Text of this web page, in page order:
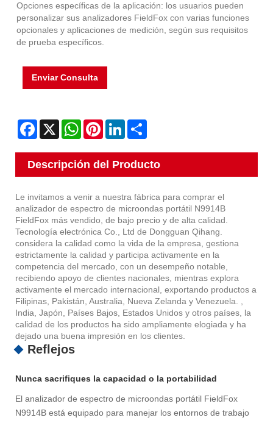
Opciones específicas de la aplicación: los usuarios pueden
personalizar sus analizadores FieldFox con varias funciones
opcionales y aplicaciones de medición, según sus requisitos
de prueba específicos.
Enviar Consulta
Facebook
X WhatsAppPinterestLinkedIn
Descripción del Producto
Le invitamos a venir a nuestra fábrica para comprar el
analizador de espectro de microondas portátil N9914B
FieldFox más vendido, de bajo precio y de alta calidad.
Tecnología electrónica Co., Ltd de Dongguan Qihang.
considera la calidad como la vida de la empresa, gestiona
estrictamente la calidad y participa activamente en la
competencia del mercado, con un desempeño notable,
recibiendo apoyo de clientes nacionales, mientras explora
activamente el mercado internacional, exportando productos a
Filipinas, Pakistán, Australia, Nueva Zelanda y Venezuela. ,
India, Japón, Países Bajos, Estados Unidos y otros países, la
calidad de los productos ha sido ampliamente elogiada y ha
dejado una buena impresión en los clientes.
Reflejos
Nunca sacrifiques la capacidad o la portabilidad
El analizador de espectro de microondas portátil FieldFox
N9914B está equipado para manejar los entornos de trabajo